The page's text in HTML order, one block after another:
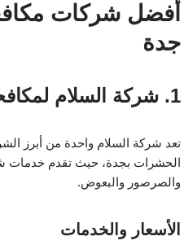
أفضل شركات
جدة
1. شركة السلام لمكافحة الحشرات
تعد شركة السلام واحدة من أبرز
الحشرات بجدة، حيث تقدم خدمات
والصرصور والبعوض.
الأسعار والخدمات